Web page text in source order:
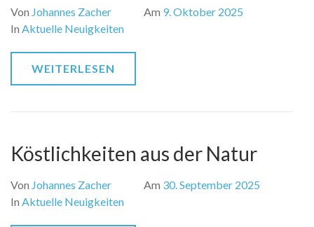
Von Johannes Zacher Am 9. Oktober 2025
In Aktuelle Neuigkeiten
WEITERLESEN
Köstlichkeiten aus der Natur
Von Johannes Zacher Am 30. September 2025
In Aktuelle Neuigkeiten